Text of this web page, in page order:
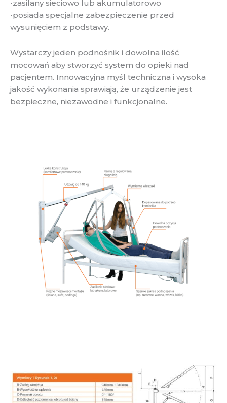
•zasilany sieciowo lub akumulatorowo
•posiada specjalne zabezpieczenie przed
wysunięciem z podstawy.
Wystarczy jeden podnośnik i dowolna ilość
mocowań aby stworzyć system do opieki nad
pacjentem. Innowacyjna myśl techniczna i wysoka
jakość wykonania sprawiają, że urządzenie jest
bezpieczne, niezawodne i funkcjonalne.